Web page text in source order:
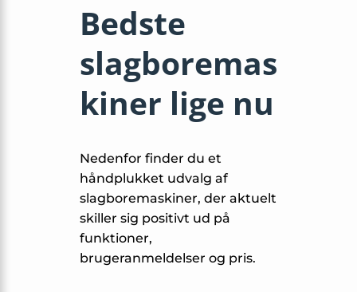
Bedste
slagboremas
kiner lige nu
Nedenfor finder du et
håndplukket udvalg af
slagboremaskiner, der aktuelt
skiller sig positivt ud på
funktioner,
brugeranmeldelser og pris.